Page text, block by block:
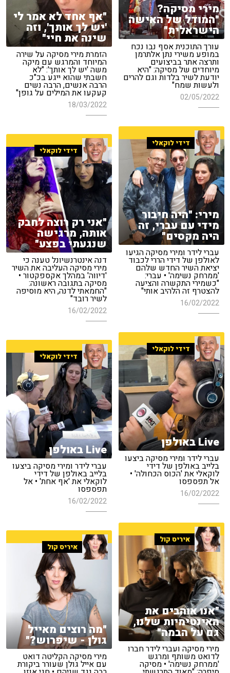
מירי מסיקה?
"המודל של האישה
הישראלית"
עורך התוכנית אסף נבו נכח
במופע משירי נתן אלתרמן
ותרצה אתר בביצועים
מיוחדים של מסיקה: "היא
יודעת לשיר בלדות וגם להרים
ולעשות שמח"
02/05/2022
"אף אחד לא אמר לי
'יש לך אותך', וזה
שינה את חיי"
הזמרת מירי מסיקה על שירה
המיוחד והמרגש עם מיקה
משה 'יש לך אותך': "לא
חשבתי שהוא ייגע בכ"כ
הרבה אנשים, הרבה נשים
קעקעו את המילים על גופן"
18/03/2022
דידי לוקאלי
מירי: "היה חיבור
מידי עם עברי, זה
היה מקסים"
עברי לידר ומירי מסיקה הגיעו
לאולפן של דידי הררי לכבוד
יציאת השיר החדש שלהם
'ממרחק נשימה' • עברי:
"כשמירי התקשרה והציעה
להצטרף זה הלהיב אותי"
16/02/2022
דידי לוקאלי
"אני רק רוצה לחבק
אותה, מרגישה
שנגעתי בפצע"
דנה אינטרנשיונל טענה כי
מירי מסיקה העליבה את השיר
'דיווה' במהלך אקספקטור •
מסיקה בתגובה ראשונה:
"החמאתי לדנה, היא מוסיפה
לשיר רובד"
16/02/2022
דידי לוקאלי
Live באולפן
עברי לידר ומירי מסיקה ביצעו
בלייב באולפן של דידי
לוקאלי את 'הכוס הכחולה' •
אל תפספסו
16/02/2022
דידי לוקאלי
Live באולפן
עברי לידר ומירי מסיקה ביצעו
בלייב באולפן של דידי
לוקאלי את 'אף אחת' • אל
תפספסו
16/02/2022
איריס קול
"אנו אוהבים את
האינטימיות שלנו,
גם על הבמה"
מירי מסיקה ועברי לידר חברו
לדואט משותף ומרגש
'ממרחק נשימה' • מסיקה
איריס קול
"מה רוצים מאייל
גולן - שיפרוש?"
מירי מסיקה הקליטה דואט
עם אייל גולן שעורר ביקורת